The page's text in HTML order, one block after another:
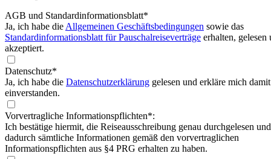
AGB und Standardinformationsblatt*
Ja, ich habe die Allgemeinen Geschäftsbedingungen sowie das
Standardinformationsblatt für Pauschalreiseverträge erhalten, gelesen
akzeptiert.
Datenschutz*
Ja, ich habe die Datenschutzerklärung gelesen und erkläre mich damit
einverstanden.
Vorvertragliche Informationspflichten*:
Ich bestätige hiermit, die Reiseausschreibung genau durchgelesen und
dadurch sämtliche Informationen gemäß den vorvertraglichen
Informationspflichten aus §4 PRG erhalten zu haben.